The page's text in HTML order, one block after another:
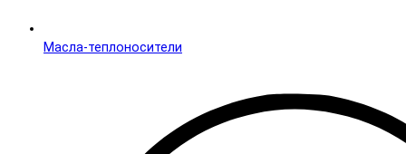
Масла-теплоносители